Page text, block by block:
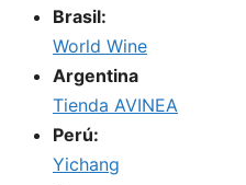
Brasil:
World Wine
Argentina
Tienda AVINEA
Perú:
Yichang